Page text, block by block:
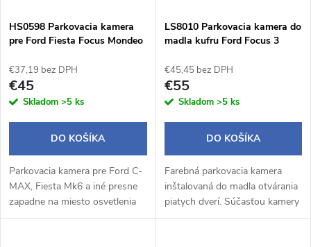
e
p
r
d
u
s
p
r
o
d
u
k
HS0598 Parkovacia kamera
pre Ford Fiesta Focus Mondeo
€37,19 bez DPH
€45
Skladom >5 ks
DO KOŠÍKA
Parkovacia kamera pre Ford C-
MAX, Fiesta Mk6 a iné presne
zapadne na miesto osvetlenia
nad vašou ŠPZ. Inštalácia je
LS8010 Parkovacia kamera do
madla kufru Ford Focus 3
€45,45 bez DPH
€55
Skladom >5 ks
DO KOŠÍKA
Farebná parkovacia kamera
inštalovaná do madla otvárania
piatych dverí. Súčasťou kamery
je LED svetlo nahrádzajúce